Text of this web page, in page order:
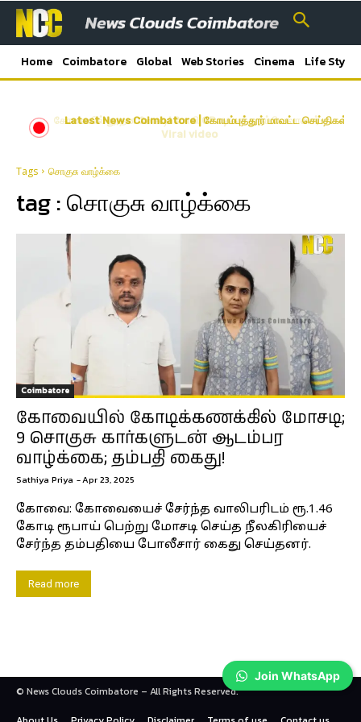
Home Coimbatore Global Web Stories Cinema Life Style
கோவையில் நூதன மோசடி! போலி GPay காட்டி தப்பிய வாலிபர்-
Viral video
Latest News Coimbatore | கோயம்புத்தூர் மாவட்ட செய்திகள்
Tags சொகுசு வாழ்க்கை
tag :சொகுசு வாழ்க்கை
Coimbatore
கோவையில் கோடிக்கணக்கில் மோசடி;
9 சொகுசு கார்களுடன் ஆடம்பர
வாழ்க்கை; தம்பதி கைது!
Sathiya Priya -Apr 23, 2025
கோவை: கோவையைச் சேர்ந்த வாலிபரிடம் ரூ.1.46
கோடி ரூபாய் பெற்று மோசடி செய்த நீலகிரியைச்
சேர்ந்த தம்பதியை போலீசார் கைது செய்தனர்.
Read more
© News Clouds Coimbatore – All Rights Reserved.
Join WhatsApp